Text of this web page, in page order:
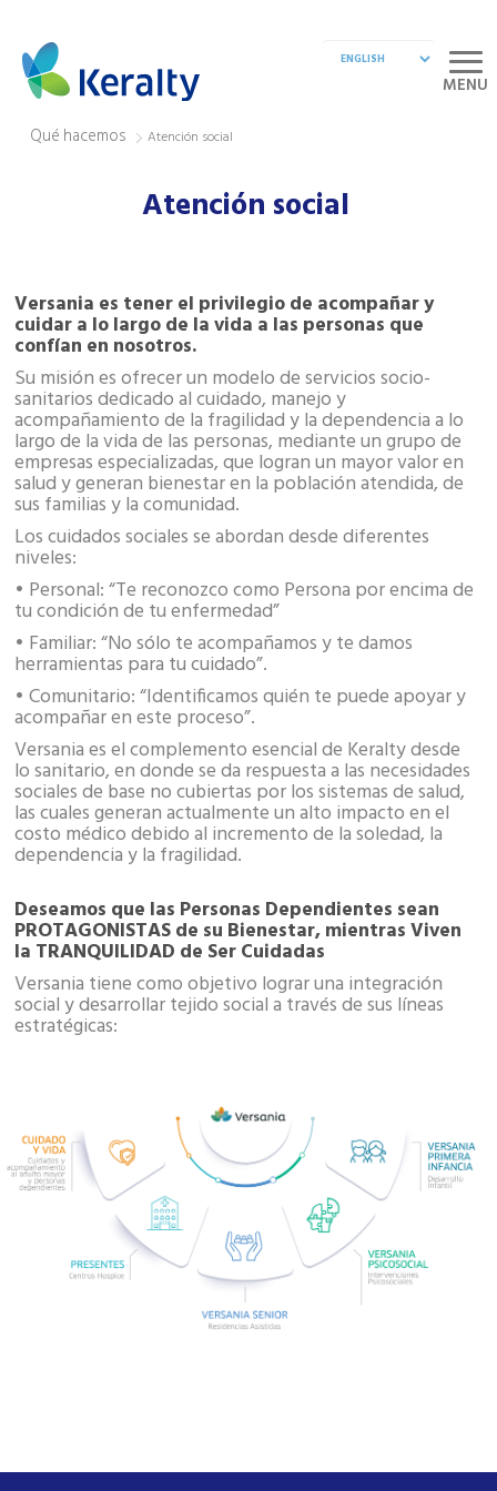
MENU
Qué hacemos
Atención social
Atención social
Versania es tener el privilegio de acompañar y
cuidar a lo largo de la vida a las personas que
confían en nosotros.
Su misión es ofrecer un modelo de servicios socio-
sanitarios dedicado al cuidado, manejo y
acompañamiento de la fragilidad y la dependencia a lo
largo de la vida de las personas, mediante un grupo de
empresas especializadas, que logran un mayor valor en
salud y generan bienestar en la población atendida, de
sus familias y la comunidad.
Los cuidados sociales se abordan desde diferentes
niveles:
• Personal: “Te reconozco como Persona por encima de
tu condición de tu enfermedad”
• Familiar: “No sólo te acompañamos y te damos
herramientas para tu cuidado”.
• Comunitario: “Identificamos quién te puede apoyar y
acompañar en este proceso”.
Versania es el complemento esencial de Keralty desde
lo sanitario, en donde se da respuesta a las necesidades
sociales de base no cubiertas por los sistemas de salud,
las cuales generan actualmente un alto impacto en el
costo médico debido al incremento de la soledad, la
dependencia y la fragilidad.
Deseamos que las Personas Dependientes sean
PROTAGONISTAS de su Bienestar, mientras Viven
la TRANQUILIDAD de Ser Cuidadas
Versania tiene como objetivo lograr una integración
social y desarrollar tejido social a través de sus líneas
estratégicas: